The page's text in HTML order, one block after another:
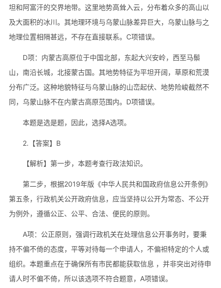
坦和阿富汗的交界地带。这里地势高耸入云，分布着众多的高山以
及大面积的冰川。其地理环境与乌蒙山脉差异巨大，乌蒙山脉与之
地理位置相隔甚远，不存在直接联系。C项错误。
D项：内蒙古高原位于中国北部，东起大兴安岭，西至马鬃
山，南沿长城，北接蒙古国。其地势特征为平坦开阔，草原和荒漠
分布广泛。这种地貌特征与乌蒙山脉的山峦起伏、地势险峻截然不
同，乌蒙山脉不在内蒙古高原范围内。D项错误。
本题是选是题，因此，选择A选项。
2.【答案】B
【解析】第一步，本题考查行政法知识。
第二步，根据2019年版《中华人民共和国政府信息公开条例》
第五条，行政机关公开政府信息，应当坚持以公开为常态、不公开
为例外，遵循公正、公平、合法、便民的原则。
A项：公正原则，强调行政机关在处理信息公开事务时，要秉
持不偏不倚的态度，平等对待每一个申请人，不偏袒特定的个人或
组织。本题重点在于确保所有市民都能获取信息 ，并非突出对待申
请人时不偏不倚，所以该选项不符合题意，A项错误。